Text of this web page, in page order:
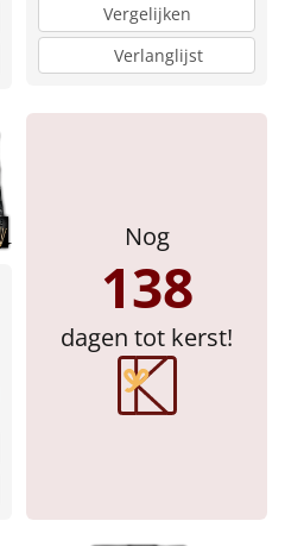
Vergelijken
Verlanglijst
Nog
138
dagen tot kerst!